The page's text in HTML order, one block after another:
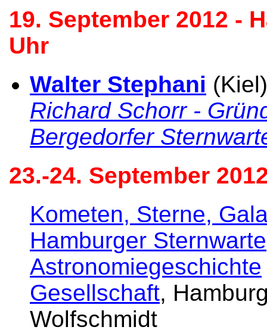
19. September 2012 -
Uhr
Walter Stephani (Kiel)
Richard Schorr -
Bergedorfer
23.-24. September
Kometen, Sterne,
Hamburger Sternwarte
Astronomiegeschichte
Gesellschaft,
Wolfschmidt